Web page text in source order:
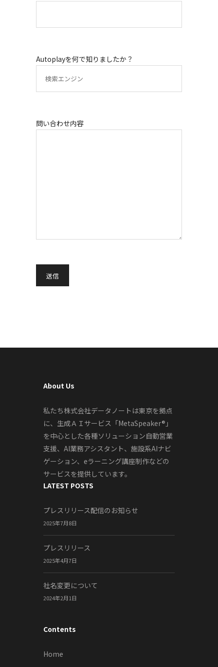
Autoplayを何で知りましたか？
問い合わせ内容
About Us
私たち株式会社データノートは東京を拠点
に、生成ＡＩサービス「MetaSpeaker®」
を中心とした各種ソリューション自動営業
支援、AI業務アシスタント、施設系AIナビ
ゲーション、eラーニング講座制作などの
サービスを提供しています。
LATEST POSTS
プレスリリース配信のお知らせ
2025年7月8日
プレスリリース
2025年4月7日
社名変更について
2024年2月1日
Contents
Home